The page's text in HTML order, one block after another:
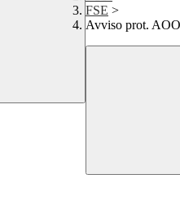
FSE >
Avviso prot.